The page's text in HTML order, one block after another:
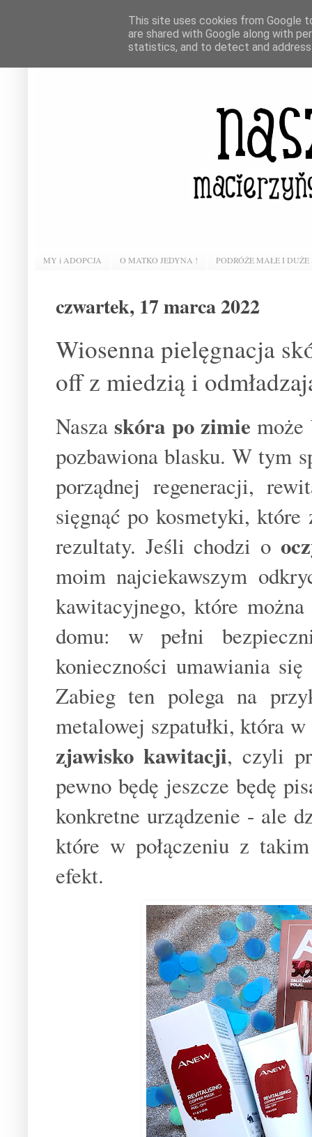
MY i ADOPCJA O MATKO JEDYNA ! PODRÓŻE MAŁE I DUŻE
czwartek, 17 marca 2022
Wiosenna pielęgnacja
off z miedzią i
Naszaskóra po zimie może
pozbawiona blasku. W tym
porządnej regeneracji,
sięgnąć po kosmetyki, które
rezultaty. Jeśli chodzi o
moim najciekawszym
kawitacyjnego, które
domu: w pełni
konieczności umawiania
Zabieg ten polega na
metalowej szpatułki, która
zjawisko kawitacji, czyli
pewno będę jeszcze będę
konkretne urządzenie - ale
które w połączeniu z
efekt.
This site uses cookies from Google
are shared with Google along with
statistics, and to detect and address